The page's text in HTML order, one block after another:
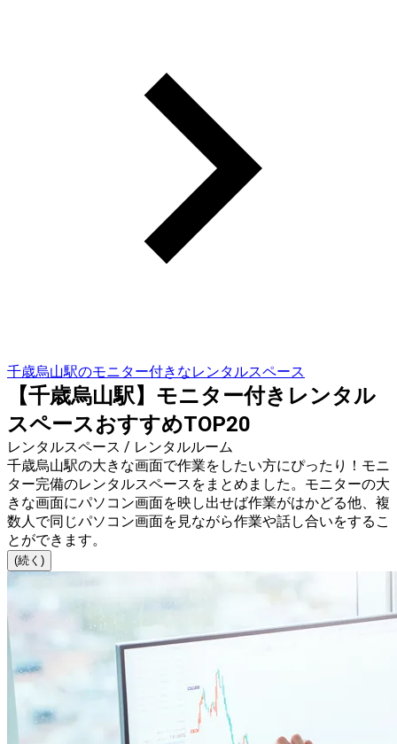
千歳烏山駅のモニター付きなレンタルスペース
【千歳烏山駅】モニター付きレンタル
スペースおすすめTOP20
レンタルスペース / レンタルルーム
千歳烏山駅の大きな画面で作業をしたい方にぴったり！モニ
ター完備のレンタルスペースをまとめました。モニターの大
きな画面にパソコン画面を映し出せば作業がはかどる他、複
数人で同じパソコン画面を見ながら作業や話し合いをするこ
とができます。
(続く)